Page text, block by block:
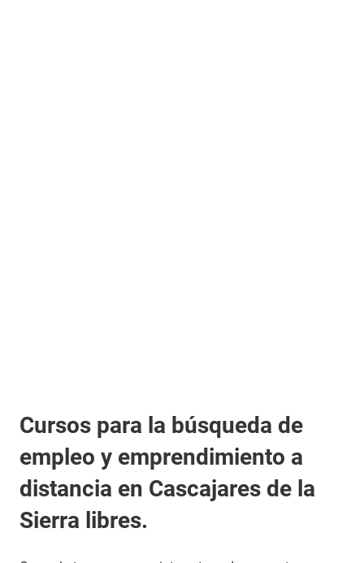
Cursos para la búsqueda de
empleo y emprendimiento a
distancia en Cascajares de la
Sierra libres.